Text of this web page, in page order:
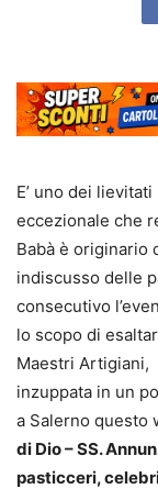
E’ uno dei
eccezionale che
Babà è originario
indiscusso delle
consecutivo
lo scopo di
Maestri Artigiani,
inzuppata in un
a Salerno questo
di Dio – SS.
pasticceri,